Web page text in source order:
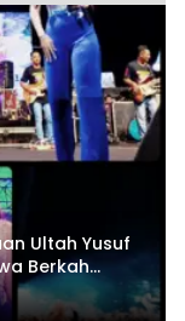
Ultah Yusuf
Berkah